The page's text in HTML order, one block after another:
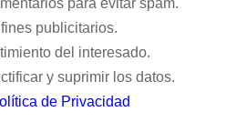
publicitarios.
del interesado.
y suprimir los datos.
de Privacidad